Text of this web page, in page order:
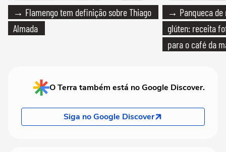
→ Flamengo tem definição sobre Thiago
Almada
→ Panqueca de
glúten: receita
para o café da
O Terra também está no Google Discover.
Siga no Google Discover